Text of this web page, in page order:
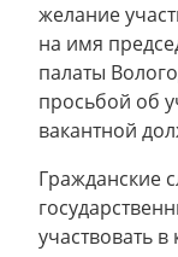
желание
на имя
палаты
просьбой об
вакантной
Гражданские
участвовать